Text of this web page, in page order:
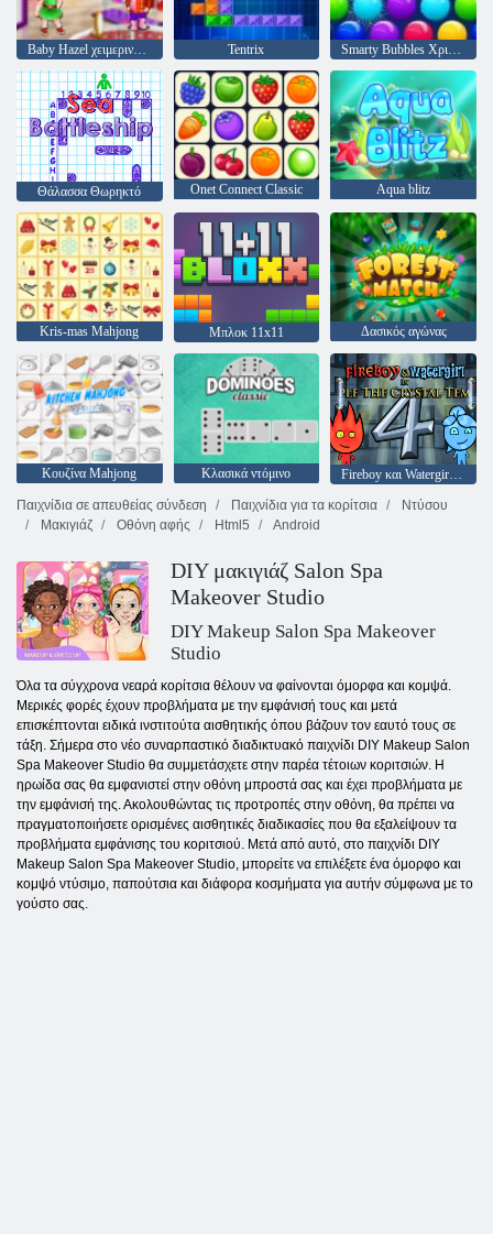
Baby Hazel χειμερινή μόδα Tentrix Smarty Bubbles Χριστούγεννα Edition
Θάλασσα Θωρηκτό Onet Connect Classic Aqua blitz
Kris-mas Mahjong Μπλοκ 11x11 Δασικός αγώνας
Κουζίνα Mahjong Κλασικά ντόμινο
Fireboy και Watergirl 4: Crystal Temple
Παιχνίδια σε απευθείας σύνδεση
Παιχνίδια για τα κορίτσια
Ντύσου
Μακιγιάζ
Οθόνη αφής Html5 Android
DIY μακιγιάζ Salon Spa
Makeover Studio
DIY Makeup Salon Spa Makeover
Studio
Όλα τα σύγχρονα νεαρά κορίτσια θέλουν να φαίνονται όμορφα και κομψά.
Μερικές φορές έχουν προβλήματα με την εμφάνισή τους και μετά
επισκέπτονται ειδικά ινστιτούτα αισθητικής όπου βάζουν τον εαυτό τους σε
τάξη. Σήμερα στο νέο συναρπαστικό διαδικτυακό παιχνίδι DIY Makeup Salon
Spa Makeover Studio θα συμμετάσχετε στην παρέα τέτοιων κοριτσιών. Η
ηρωίδα σας θα εμφανιστεί στην οθόνη μπροστά σας και έχει προβλήματα με
την εμφάνισή της. Ακολουθώντας τις προτροπές στην οθόνη, θα πρέπει να
πραγματοποιήσετε ορισμένες αισθητικές διαδικασίες που θα εξαλείψουν τα
προβλήματα εμφάνισης του κοριτσιού. Μετά από αυτό, στο παιχνίδι DIY
Makeup Salon Spa Makeover Studio, μπορείτε να επιλέξετε ένα όμορφο και
κομψό ντύσιμο, παπούτσια και διάφορα κοσμήματα για αυτήν σύμφωνα με το
γούστο σας.